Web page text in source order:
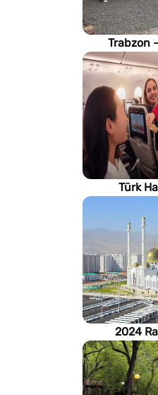
Trabzon
Karadeniz
Türk
2024
imsakiyesi